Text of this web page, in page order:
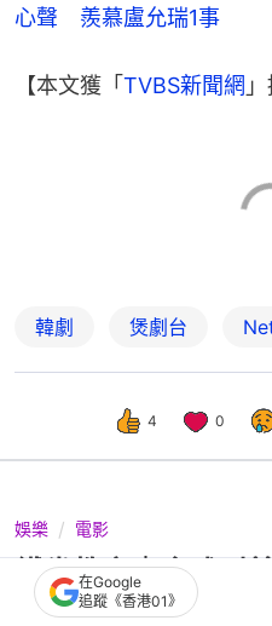
心聲　羨慕盧允瑞1事
【本文獲「 TVBS新聞網
韓劇 煲劇台
4 0
娛樂 電影
鐵拳教育｜金武烈
濟 與愛妻堅貞愛情
在Google
追蹤《香港01》